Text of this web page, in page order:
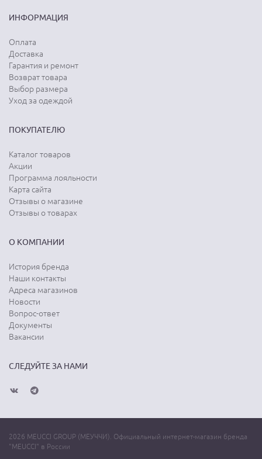
ИНФОРМАЦИЯ
Оплата
Доставка
Гарантия и ремонт
Возврат товара
Выбор размера
Уход за одеждой
ПОКУПАТЕЛЮ
Каталог товаров
Акции
Программа лояльности
Карта сайта
Отзывы о магазине
Отзывы о товарах
О КОМПАНИИ
История бренда
Наши контакты
Адреса магазинов
Новости
Вопрос-ответ
Документы
Вакансии
СЛЕДУЙТЕ ЗА НАМИ
2026 MEUCCI GROUP (МЕУЧЧИ). Официальный интернет-магазин бренда
"MEUCCI" в России